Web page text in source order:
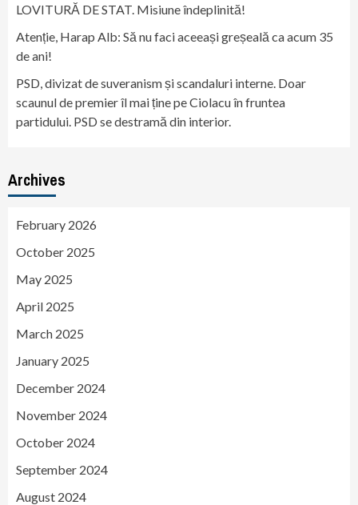
LOVITURĂ DE STAT. Misiune îndeplinită!
Atenție, Harap Alb: Să nu faci aceeași greșeală ca acum 35
de ani!
PSD, divizat de suveranism și scandaluri interne. Doar
scaunul de premier îl mai ține pe Ciolacu în fruntea
partidului. PSD se destramă din interior.
Archives
February 2026
October 2025
May 2025
April 2025
March 2025
January 2025
December 2024
November 2024
October 2024
September 2024
August 2024